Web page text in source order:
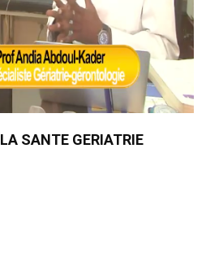
SANTE GERIATRIE